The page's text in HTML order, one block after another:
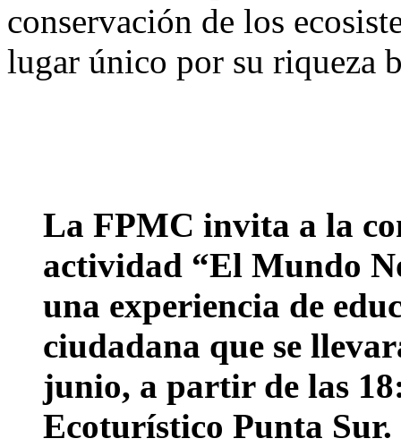
conservación de los
lugar único por su riqueza
La FPMC invita a la
actividad “El Mundo
una experiencia de
ciudadana que se
junio, a partir de las
Ecoturístico Punta Sur.